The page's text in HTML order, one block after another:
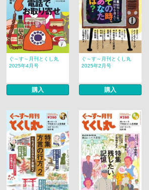
ぐ～す～月刊とくし丸
2025年4月号
購入
ぐ～す～月刊とくし丸
2025年2月号
購入